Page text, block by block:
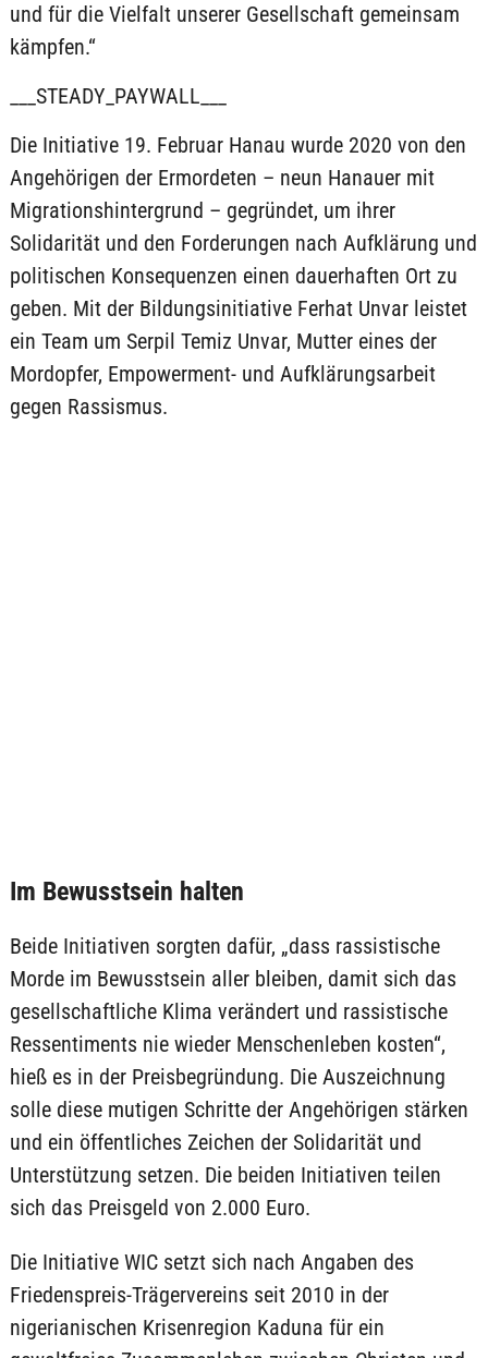
und für die Vielfalt unserer Gesellschaft gemeinsam
kämpfen.“
___STEADY_PAYWALL___
Die Initiative 19. Februar Hanau wurde 2020 von den
Angehörigen der Ermordeten – neun Hanauer mit
Migrationshintergrund – gegründet, um ihrer
Solidarität und den Forderungen nach Aufklärung und
politischen Konsequenzen einen dauerhaften Ort zu
geben. Mit der Bildungsinitiative Ferhat Unvar leistet
ein Team um Serpil Temiz Unvar, Mutter eines der
Mordopfer, Empowerment- und Aufklärungsarbeit
gegen Rassismus.
Im Bewusstsein halten
Beide Initiativen sorgten dafür, „dass rassistische
Morde im Bewusstsein aller bleiben, damit sich das
gesellschaftliche Klima verändert und rassistische
Ressentiments nie wieder Menschenleben kosten“,
hieß es in der Preisbegründung. Die Auszeichnung
solle diese mutigen Schritte der Angehörigen stärken
und ein öffentliches Zeichen der Solidarität und
Unterstützung setzen. Die beiden Initiativen teilen
sich das Preisgeld von 2.000 Euro.
Die Initiative WIC setzt sich nach Angaben des
Friedenspreis-Trägervereins seit 2010 in der
nigerianischen Krisenregion Kaduna für ein